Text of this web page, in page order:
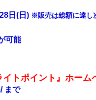
日(日) ※販売は総額に達し
可能
トポイント』ホーム
まで